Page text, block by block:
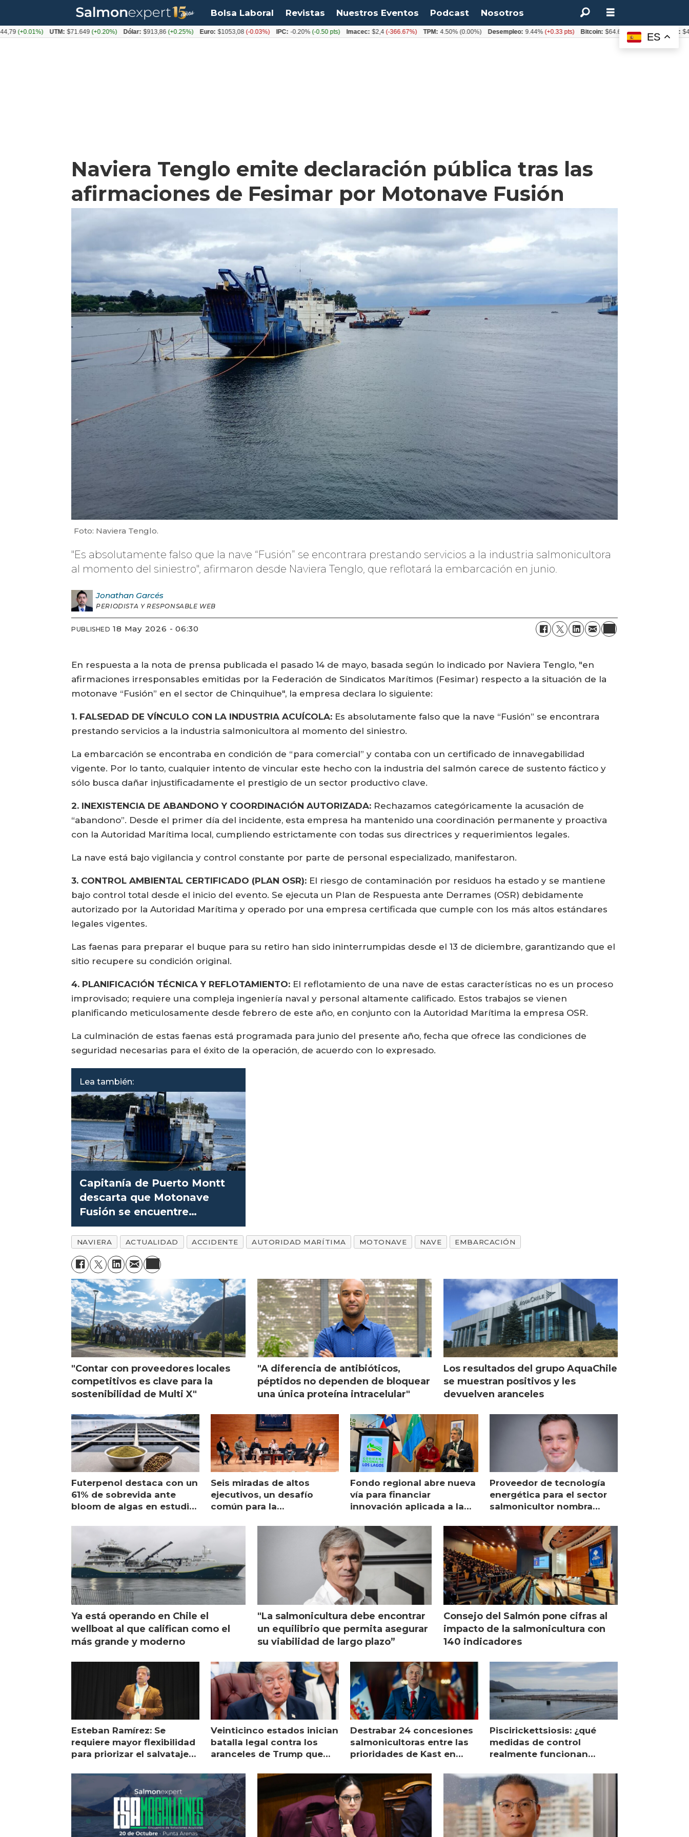
Bolsa Laboral Revistas Nuestros Eventos Podcast Nosotros
Naviera Tenglo emite declaración pública tras las
afirmaciones de Fesimar por Motonave Fusión
Foto: Naviera Tenglo.
"Es absolutamente falso que la nave “Fusión” se encontrara prestando servicios a la industria salmonicultora
al momento del siniestro", afirmaron desde Naviera Tenglo, que reflotará la embarcación en junio.
Jonathan Garcés
PERIODISTA Y RESPONSABLE WEB
PUBLISHED 18 May 2026 - 06:30
En respuesta a la nota de prensa publicada el pasado 14 de mayo, basada según lo indicado por Naviera Tenglo, "en
afirmaciones irresponsables emitidas por la Federación de Sindicatos Marítimos (Fesimar) respecto a la situación de la
motonave “Fusión” en el sector de Chinquihue", la empresa declara lo siguiente:
1. FALSEDAD DE VÍNCULO CON LA INDUSTRIA ACUÍCOLA: Es absolutamente falso que la nave “Fusión” se encontrara
prestando servicios a la industria salmonicultora al momento del siniestro.
La embarcación se encontraba en condición de “para comercial” y contaba con un certificado de innavegabilidad
vigente. Por lo tanto, cualquier intento de vincular este hecho con la industria del salmón carece de sustento fáctico y
sólo busca dañar injustificadamente el prestigio de un sector productivo clave.
2. INEXISTENCIA DE ABANDONO Y COORDINACIÓN AUTORIZADA: Rechazamos categóricamente la acusación de
“abandono”. Desde el primer día del incidente, esta empresa ha mantenido una coordinación permanente y proactiva
con la Autoridad Marítima local, cumpliendo estrictamente con todas sus directrices y requerimientos legales.
La nave está bajo vigilancia y control constante por parte de personal especializado, manifestaron.
3. CONTROL AMBIENTAL CERTIFICADO (PLAN OSR): El riesgo de contaminación por residuos ha estado y se mantiene
bajo control total desde el inicio del evento. Se ejecuta un Plan de Respuesta ante Derrames (OSR) debidamente
autorizado por la Autoridad Marítima y operado por una empresa certificada que cumple con los más altos estándares
legales vigentes.
Las faenas para preparar el buque para su retiro han sido ininterrumpidas desde el 13 de diciembre, garantizando que el
sitio recupere su condición original.
4. PLANIFICACIÓN TÉCNICA Y REFLOTAMIENTO: El reflotamiento de una nave de estas características no es un proceso
improvisado; requiere una compleja ingeniería naval y personal altamente calificado. Estos trabajos se vienen
planificando meticulosamente desde febrero de este año, en conjunto con la Autoridad Marítima la empresa OSR.
La culminación de estas faenas está programada para junio del presente año, fecha que ofrece las condiciones de
seguridad necesarias para el éxito de la operación, de acuerdo con lo expresado.
Lea también:
Capitanía de Puerto Montt
descarta que Motonave
Fusión se encuentre
abandonada
NAVIERA ACTUALIDAD ACCIDENTE AUTORIDAD MARÍTIMA MOTONAVE NAVE EMBARCACIÓN
"Contar con proveedores locales
competitivos es clave para la
sostenibilidad de Multi X"
"A diferencia de antibióticos,
péptidos no dependen de bloquear
una única proteína intracelular"
Los resultados del grupo AquaChile
se muestran positivos y les
devuelven aranceles
Futerpenol destaca con un
61% de sobrevida ante
bloom de algas en estudio
Seis miradas de altos
ejecutivos, un desafío
común para la
Fondo regional abre nueva
vía para financiar
innovación aplicada a la
Proveedor de tecnología
energética para el sector
salmonicultor nombra
Ya está operando en Chile el
wellboat al que califican como el
más grande y moderno
"La salmonicultura debe encontrar
un equilibrio que permita asegurar
su viabilidad de largo plazo”
Consejo del Salmón pone cifras al
impacto de la salmonicultura con
140 indicadores
Esteban Ramírez: Se
requiere mayor flexibilidad
para priorizar el salvataje
Veinticinco estados inician
batalla legal contra los
aranceles de Trump que
Destrabar 24 concesiones
salmonicultoras entre las
prioridades de Kast en
Piscirickettsiosis: ¿qué
medidas de control
realmente funcionan
ES
UTM: $71.649(+0.20%) Dólar: $913,86(+0.25%) Euro: $1053,08(-0.03%) IPC: -0.20%(-0.50 pts) Imacec: $2,4(-366.67%) TPM: 4.50% (0.00%) Desempleo: 9.44% (+0.33 pts) Bitcoin: $64.600,08(+2.93%)